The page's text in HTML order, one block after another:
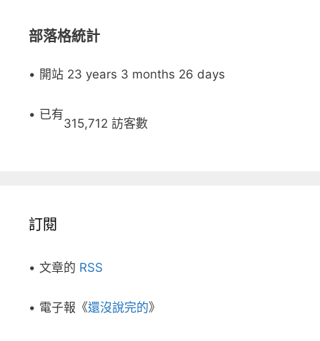
部落格統計
• 開站 23 years 3 months 26 days
• 已有
315,712 訪客數
訂閱
• 文章的 RSS
• 電子報《還沒說完的》